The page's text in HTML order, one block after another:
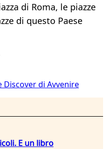
di Roma, le piazze
di questo Paese
Discover di Avvenire
E un libro